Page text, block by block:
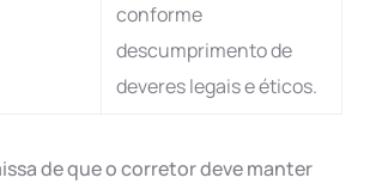
conforme
descumprimento de
deveres legais e éticos.
de que o corretor deve manter